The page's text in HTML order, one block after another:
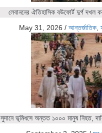
লেবাননের ঐতিহাসিক বউফোর্ট দুর্গ দখল
May 31, 2026 / আন্তর্জাতিক,
সুদানে ভূমিধসে অন্তত ১০০০ মানুষ নিহত,